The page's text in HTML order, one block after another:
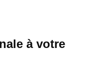
à votre